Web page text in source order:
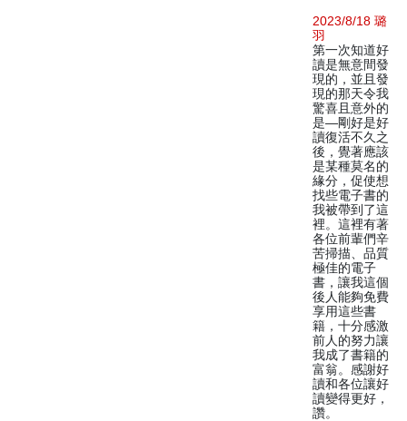
2023/8/18 璐
羽
第一次知道好
讀是無意間發
現的，並且發
現的那天令我
驚喜且意外的
是—剛好是好
讀復活不久之
後，覺著應該
是某種莫名的
緣分，促使想
找些電子書的
我被帶到了這
裡。這裡有著
各位前輩們辛
苦掃描、品質
極佳的電子
書，讓我這個
後人能夠免費
享用這些書
籍，十分感激
前人的努力讓
我成了書籍的
富翁。感謝好
讀和各位讓好
讀變得更好，
讚。